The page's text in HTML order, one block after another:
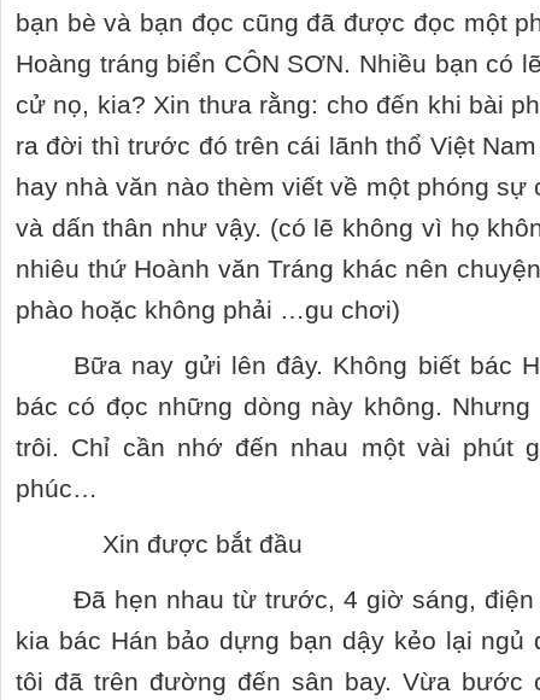
bạn bè và bạn đọc cũng đã được đọc một
Hoàng tráng biển CÔN SƠN. Nhiều bạn có
cử nọ, kia? Xin thưa rằng: cho đến khi bài
ra đời thì trước đó trên cái lãnh thổ Việt
hay nhà văn nào thèm viết về một phóng sự
và dấn thân như vậy. (có lẽ không vì họ
nhiêu thứ Hoành văn Tráng khác nên
phào hoặc không phải …gu chơi)
Bữa nay gửi lên đây. Không biết bác
bác có đọc những dòng này không.
trôi. Chỉ cần nhớ đến nhau một vài phút
phúc…
Xin được bắt đầu
Đã hẹn nhau từ trước, 4 giờ sáng,
kia bác Hán bảo dựng bạn dậy kẻo lại ngủ
tôi đã trên đường đến sân bay. Vừa bước